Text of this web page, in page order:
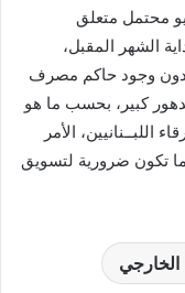
محتمل متعلق
الشهر المقبل،
دون وجود حاكم مصرف
كبير، بحسب ما هو
الأمر
تكون ضرورية لتسويق
الخارجي